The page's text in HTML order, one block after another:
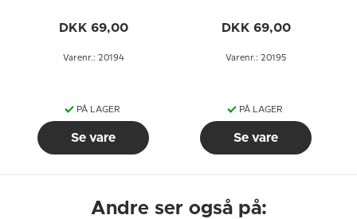
DKK 69,00
Varenr.: 20194
PÅ LAGER
Se vare
ø34 mm)
DKK 69,00
Varenr.: 20195
PÅ LAGER
Se vare
Andre ser også på: